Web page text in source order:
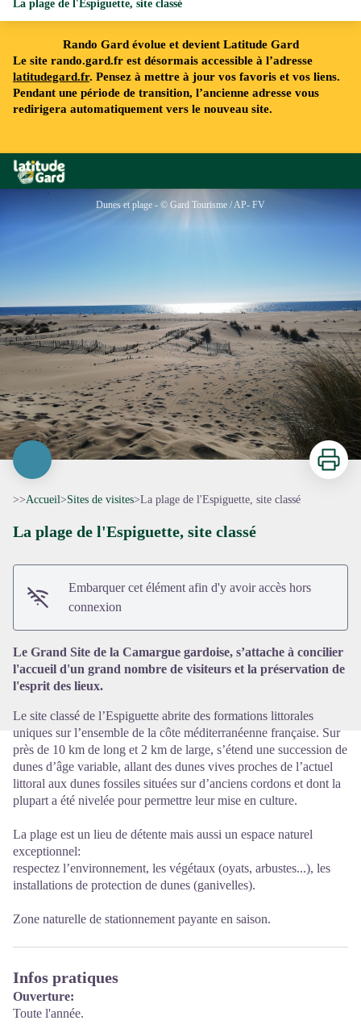
Rando Gard évolue et devient Latitude Gard
Le site rando.gard.fr est désormais accessible à l’adresse
latitudegard.fr. Pensez à mettre à jour vos favoris et vos liens.
Pendant une période de transition, l’ancienne adresse vous
redirigera automatiquement vers le nouveau site.
Rando Gard
La plage de l'Espiguette, site classé
Dunes et plage - © Gard Tourisme / AP- FV
Imprimer
>>Accueil>Sites de visites>La plage de l'Espiguette, site classé
La plage de l'Espiguette, site classé
Embarquer cet élément afin d'y avoir accès hors
connexion
Le Grand Site de la Camargue gardoise, s’attache à concilier
l'accueil d'un grand nombre de visiteurs et la préservation de
l'esprit des lieux.
Le site classé de l’Espiguette abrite des formations littorales
uniques sur l’ensemble de la côte méditerranéenne française. Sur
près de 10 km de long et 2 km de large, s’étend une succession de
dunes d’âge variable, allant des dunes vives proches de l’actuel
littoral aux dunes fossiles situées sur d’anciens cordons et dont la
plupart a été nivelée pour permettre leur mise en culture.
La plage est un lieu de détente mais aussi un espace naturel
exceptionnel:
respectez l’environnement, les végétaux (oyats, arbustes...), les
installations de protection de dunes (ganivelles).
Zone naturelle de stationnement payante en saison.
Infos pratiques
Ouverture:
Toute l'année.